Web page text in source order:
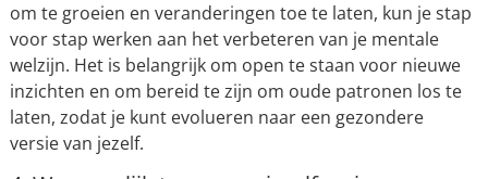
om te groeien en veranderingen toe te laten, kun je stap
voor stap werken aan het verbeteren van je mentale
welzijn. Het is belangrijk om open te staan voor nieuwe
inzichten en om bereid te zijn om oude patronen los te
laten, zodat je kunt evolueren naar een gezondere
versie van jezelf.